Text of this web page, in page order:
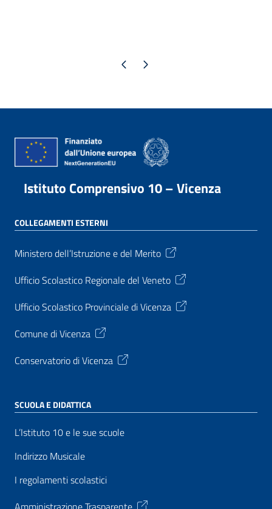
Pagina precedente
Pagina successiva
Istituto Comprensivo 10 – Vicenza
COLLEGAMENTI ESTERNI
Ministero dell’Istruzione e del Merito
Ufficio Scolastico Regionale del Veneto
Ufficio Scolastico Provinciale di Vicenza
Comune di Vicenza
Conservatorio di Vicenza
SCUOLA E DIDATTICA
L’Istituto 10 e le sue scuole
Indirizzo Musicale
I regolamenti scolastici